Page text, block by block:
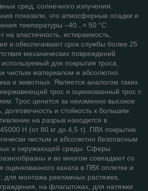
сред, солнечного излучения.
показали, что атмосферные осадки и
температуры –40...+ 50 °С
на эластичность, истираемость,
и обеспечивают срок службы более 25
механических повреждений
для покрытия троса,
чистым материалом и абсолютно
и животных. Является аналогом таких
нержавеющий трос и оцинкованный трос с
Трос ценится за неизменно высокое
долговечность и стойкость к большим
на разрыв находится в
Н (от 80 кг до 4,5 т). ПВХ покрытие
чистым и абсолютно безопасным
и окружающей среды. Сферы
и во многом совпадают со
каната в ПВХ оплетке и
для монтажа рекламных растяжек,
на флагштоках, для натяжки